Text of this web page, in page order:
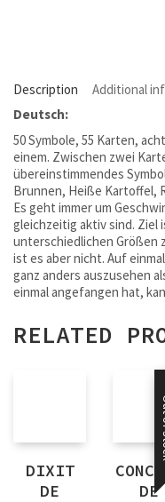
Description Additional
Deutsch:
50 Symbole, 55 Karten,
einem. Zwischen zwei
übereinstimmendes
Brunnen, Heiße Kartoffel,
Es geht immer um
gleichzeitig aktiv sind. Ziel
unterschiedlichen Größen
ist es aber nicht. Auf
ganz anders auszusehen
einmal angefangen hat,
RELATED
DIXIT
DE
DE